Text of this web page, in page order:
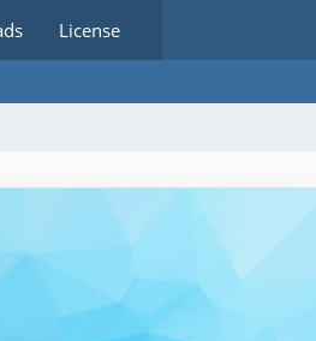
License